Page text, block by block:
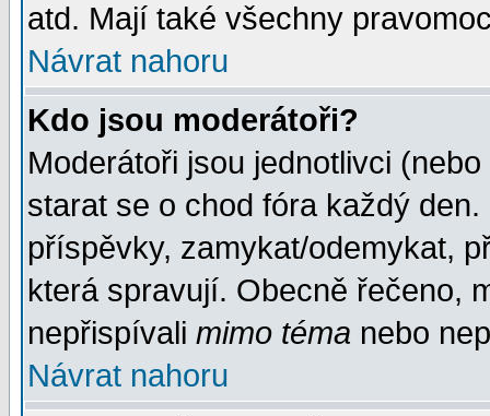
atd. Mají také všechny
Návrat nahoru
Kdo jsou moderátoři?
Moderátoři jsou jednotlivci
starat se o chod fóra každý
příspěvky, zamykat/odemykat,
která spravují. Obecně řečeno,
nepřispívali mimo téma nebo
Návrat nahoru